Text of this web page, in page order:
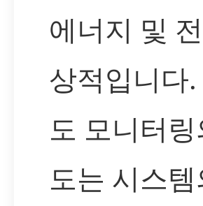
에너지 및
상적입니다
도 모니터
도는 시스